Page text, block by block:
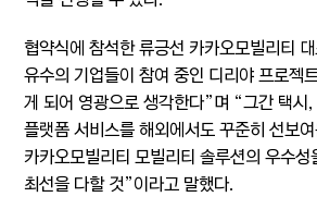
협약식에 참석한 류긍선 카카오모빌리티
유수의 기업들이 참여 중인 디리야 프로젝
게 되어 영광으로 생각한다”며 “그간 택시
플랫폼 서비스를 해외에서도 꾸준히 선보
카카오모빌리티 모빌리티 솔루션의 우수
최선을 다할 것”이라고 말했다.